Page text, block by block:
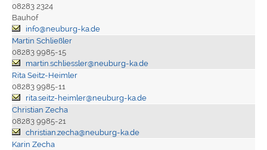
08283 2324
Bauhof
info@neuburg-ka.de
Martin Schließler
08283 9985-15
martin.schliessler@neuburg-ka.de
Rita Seitz-Heimler
08283 9985-11
rita.seitz-heimler@neuburg-ka.de
Christian Zecha
08283 9985-21
christian.zecha@neuburg-ka.de
Karin Zecha